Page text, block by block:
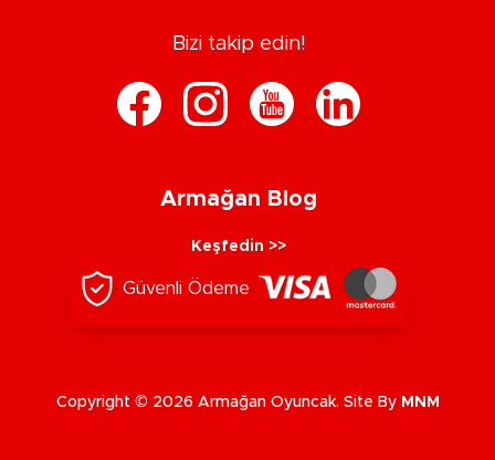
Bizi takip edin!
Armağan Blog
Keşfedin >>
Güvenli Ödeme
Copyright © 2026 Armağan Oyuncak. Site By MNM